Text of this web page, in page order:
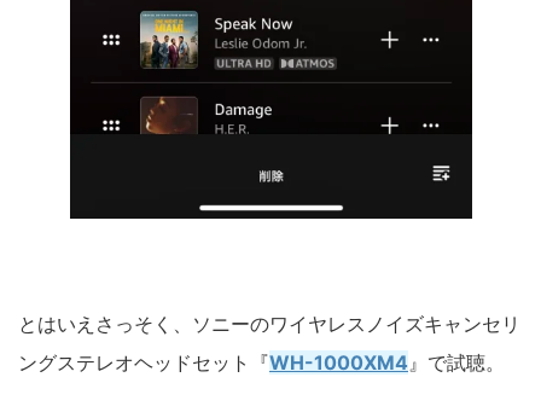
とはいえさっそく、ソニーのワイヤレスノイズキャンセリ
ングステレオヘッドセット『WH-1000XM4』で試聴。